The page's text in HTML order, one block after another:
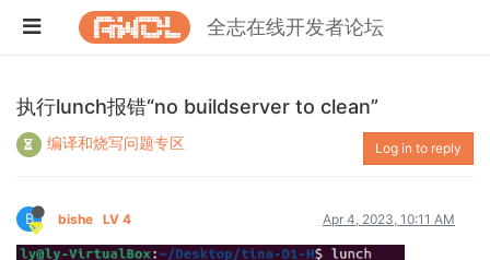
全志在线开发者论坛
执行lunch报错“no buildserver to clean”
编译和烧写问题专区 Log in to reply
B bishe LV 4 Apr 4, 2023, 10:11 AM